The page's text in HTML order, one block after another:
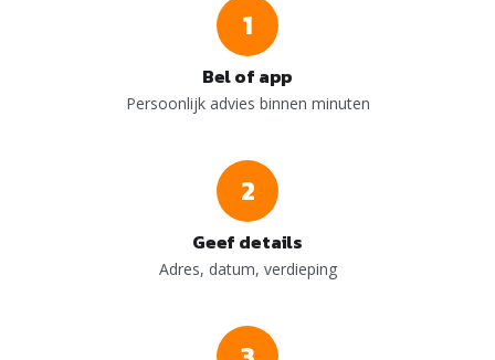
1
Bel of app
Persoonlijk advies binnen minuten
2
Geef details
Adres, datum, verdieping